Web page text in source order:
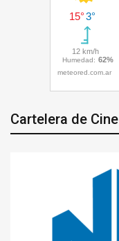
Cartelera de Cine